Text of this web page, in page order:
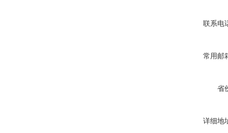
联系电
常用邮
省
详细地